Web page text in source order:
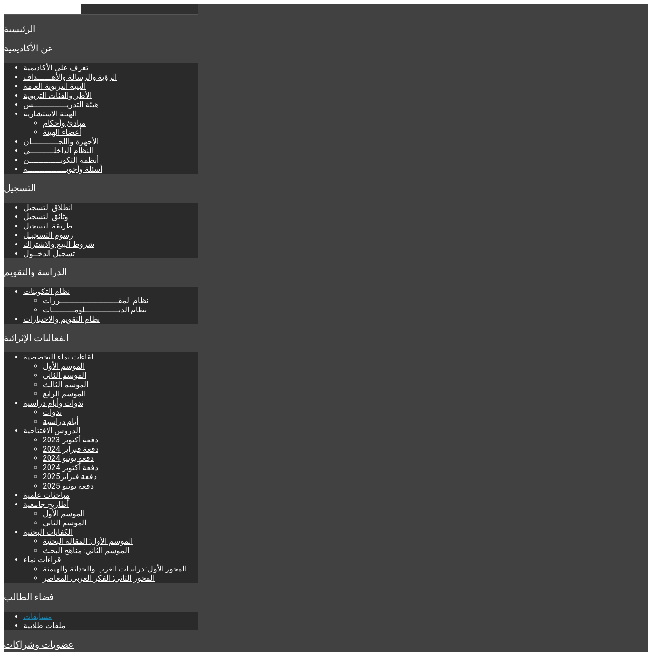
الرئيسية
عن الأكاديمية
تعرف على الأكاديمية
الرؤية والرسالة والأهــــــداف
البنية التربوية العامة
الأطر والفئات التربوية
هيئة التدريــــــــــــــس
الهيئة الاستشارية
مبادئ وأحكام
أعضاء الهيئة
الأجهزة واللجـــــــــــان
النظام الداخلــــــــــي
أنظمة التكويـــــــــــــن
أسئلة وأجوبــــــــــــــــة
التسجيل
انطلاق التسجيل
وثائق التسجيل
طريقة التسجيل
رسوم التسجيـل
شروط البيع والاشتراك
تسجيل الدخــول
الدراسة والتقويم
نظام التكوينات
نظام المقــــــــــــــــــــــــررات
نظام الدبــــــــــــــلومـــــــــات
نظام التقويم والاختبارات
الفعاليات الإثرائية
لقاءات نماء التخصصية
الموسم الأول
الموسم الثاني
الموسم الثالث
الموسم الرابع
ندوات وأيام دراسية
ندوات
أيام دراسية
الدروس الافتتاحية
دفعة أكتوبر 2023
دفعة فبراير 2024
دفعة يونيو 2024
دفعة أكتوبر 2024
دفعة فبراير2025
دفعة يونيو 2025
مباحثات علمية
أطاريح جامعية
الموسم الأول
الموسم الثاني
الكفايات البحثية
الموسم الأول: المقالة البحثية
الموسم الثاني: مناهج البحث
قراءات نماء
المحور الأول: دراسات الغرب والحداثة والهيمنة
المحور الثاني: الفكر العربي المعاصر
فضاء الطالب
مسابقات
ملفات طلابية
عضويات وشراكات